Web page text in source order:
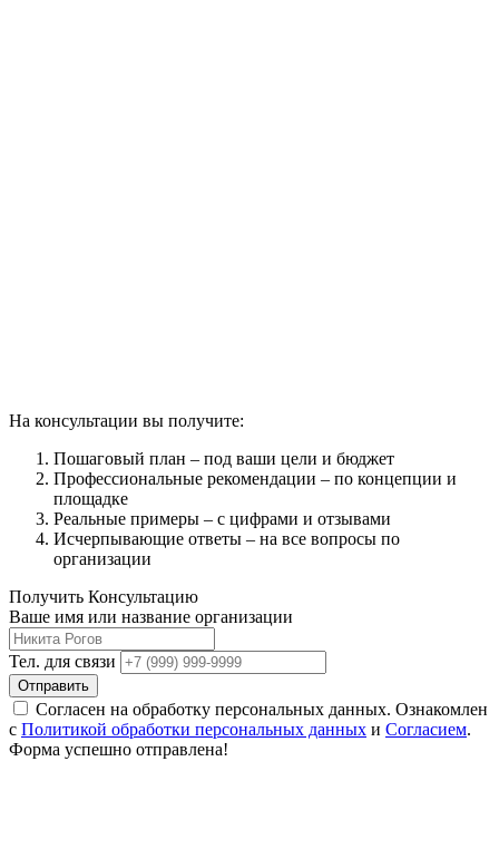
На консультации вы получите:
Пошаговый план – под ваши цели и бюджет
Профессиональные рекомендации – по концепции и
площадке
Реальные примеры – с цифрами и отзывами
Исчерпывающие ответы – на все вопросы по
организации
Получить Консультацию
Ваше имя или название организации
Тел. для связи
Отправить
Согласен на обработку персональных данных. Ознакомлен
с Политикой обработки персональных данных и Согласием.
Форма успешно отправлена!